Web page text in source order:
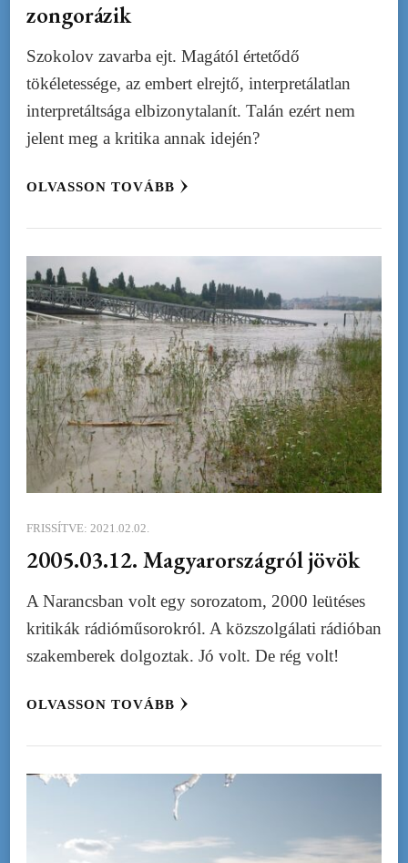
zongorázik
Szokolov zavarba ejt. Magától értetődő
tökéletessége, az embert elrejtő, interpretálatlan
interpretáltsága elbizonytalanít. Talán ezért nem
jelent meg a kritika annak idején?
OLVASSON TOVÁBB
FRISSÍTVE: 2021.02.02.
2005.03.12. Magyarországról jövök
A Narancsban volt egy sorozatom, 2000 leütéses
kritikák rádióműsorokról. A közszolgálati rádióban
szakemberek dolgoztak. Jó volt. De rég volt!
OLVASSON TOVÁBB